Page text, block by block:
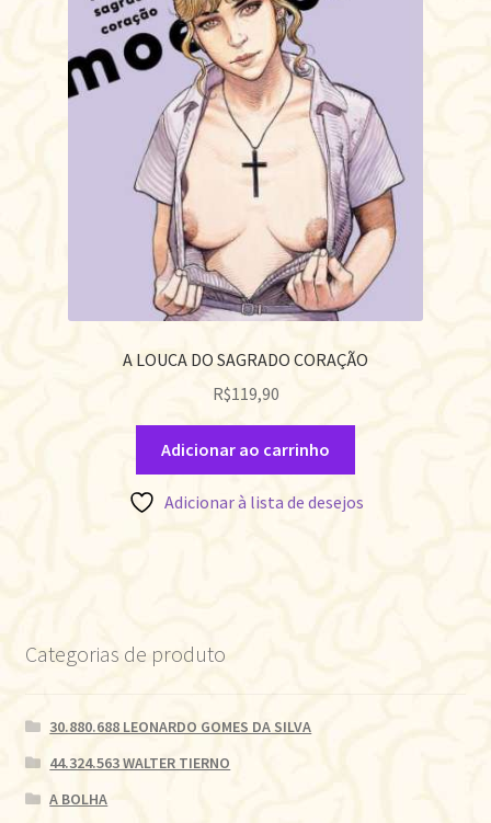
A LOUCA DO SAGRADO CORAÇÃO
R$119,90
Adicionar ao carrinho
Adicionar à lista de desejos
Categorias de produto
30.880.688 LEONARDO GOMES DA SILVA
44.324.563 WALTER TIERNO
A BOLHA